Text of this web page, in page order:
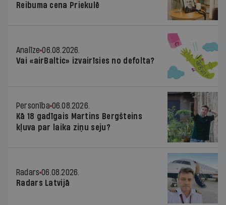
Reibuma cena Priekulē
Analīze 06.08.2026.
Vai «airBaltic» izvairīsies no defolta?
Personība 06.08.2026.
Kā 18 gadīgais Martins Bergšteins
kļuva par laika ziņu seju?
Radars 06.08.2026.
Radars Latvijā